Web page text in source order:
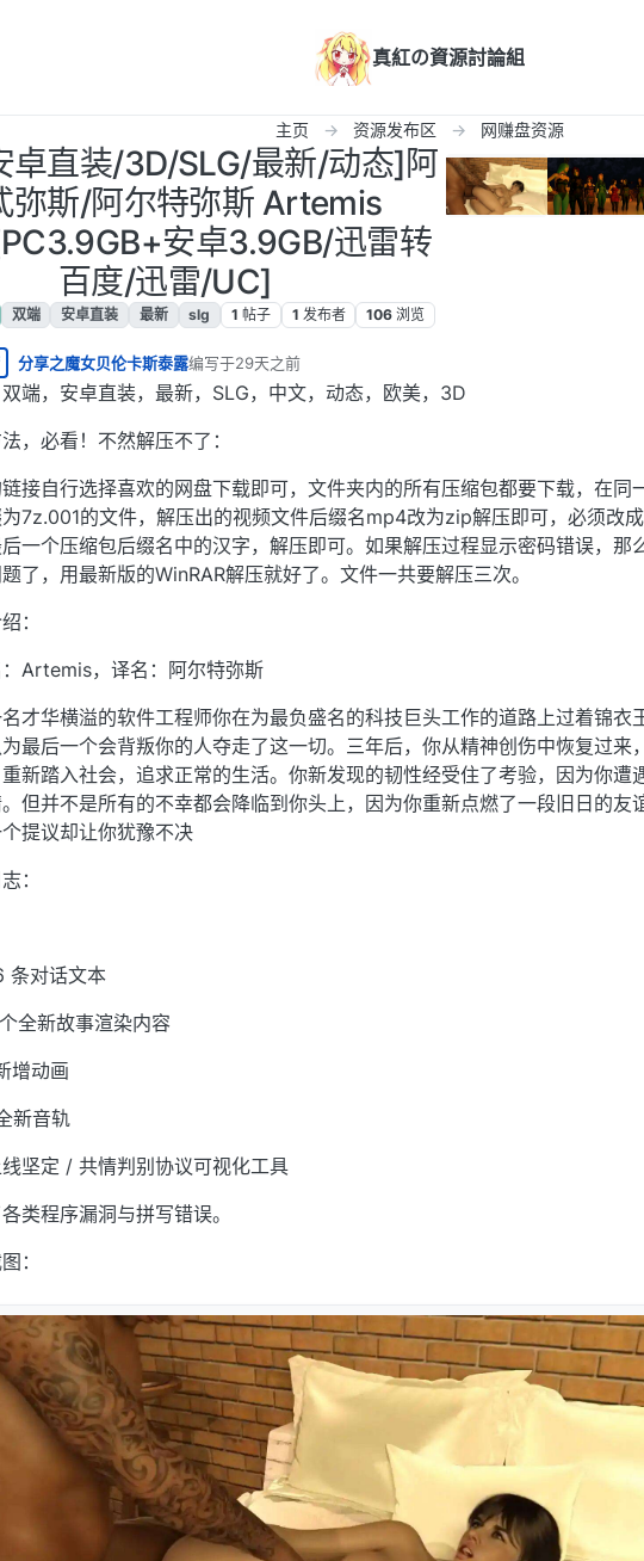
真紅の資源討論組
主页 资源发布区 网赚盘资源
卓直装/3D/SLG/最新/动态]阿
弥斯/阿尔特弥斯 Artemis
安卓3.9GB/迅雷转
百度/迅雷/UC]
双端 安卓直装 最新 slg 1 帖子 1 发布者 106 浏览
分享之魔女贝伦卡斯泰露编写于29天之前
最后由 编辑
端，安卓直装，最新，SLG，中文，动态，欧美，3D
，必看！不然解压不了：
接自行选择喜欢的网盘下载即可，文件夹内的所有压缩包都要下载，在同
7z.001的文件，解压出的视频文件后缀名mp4改为zip解压即可，必须改
一个压缩包后缀名中的汉字，解压即可。如果解压过程显示密码错误，那
了，用最新版的WinRAR解压就好了。文件一共要解压三次。
：
Artemis，译名：阿尔特弥斯
才华横溢的软件工程师你在为最负盛名的科技巨头工作的道路上过着锦衣
最后一个会背叛你的人夺走了这一切。三年后，你从精神创伤中恢复过来
新踏入社会，追求正常的生活。你新发现的韧性经受住了考验，因为你遭
但并不是所有的不幸都会降临到你头上，因为你重新点燃了一段旧日的友
提议却让你犹豫不决
：
条对话文本
全新故事渲染内容
增动画
新音轨
坚定 / 共情判别协议可视化工具
类程序漏洞与拼写错误。
：